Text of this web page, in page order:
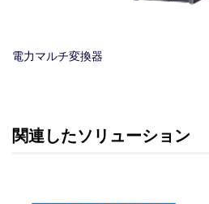
電力マルチ変換器
関連したソリューション